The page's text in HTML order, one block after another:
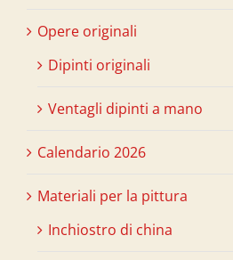
Opere originali
Dipinti originali
Ventagli dipinti a mano
Calendario 2026
Materiali per la pittura
Inchiostro di china